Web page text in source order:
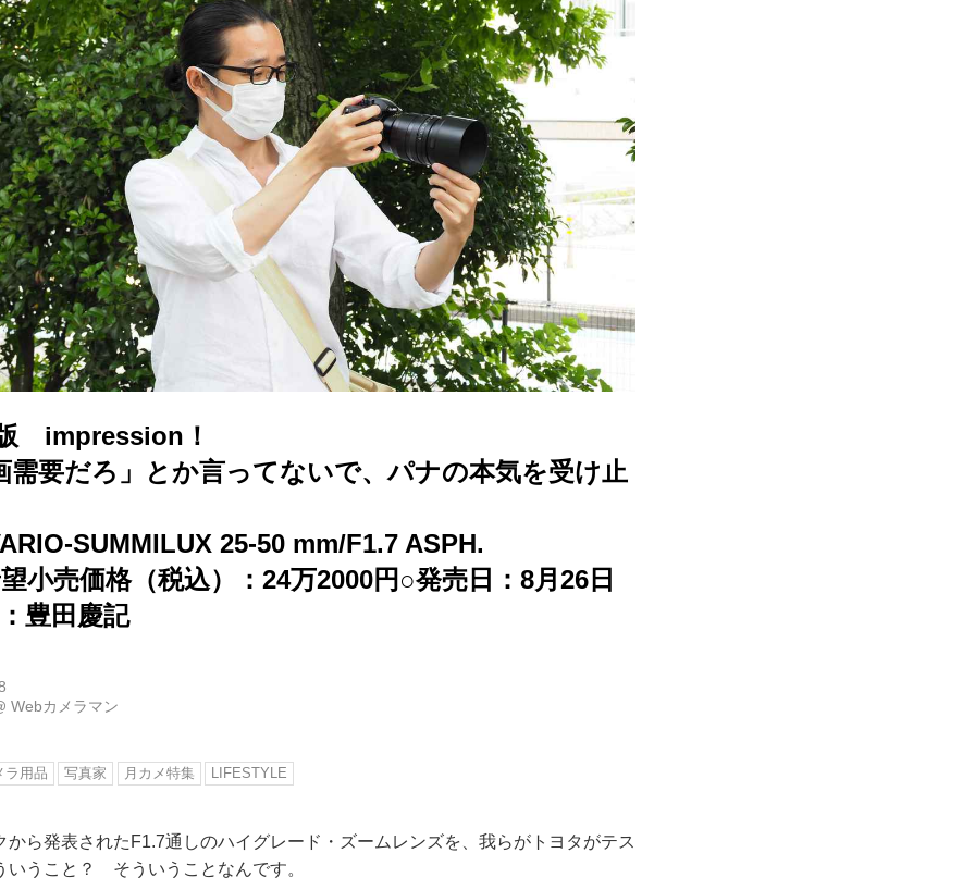
impression！
需要だろ」とか言ってないで、パナの本気を受け止
SUMMILUX 25-50 mm/F1.7 ASPH.
小売価格（税込）：24万2000円○発売日：8月26日
豊田慶記
Webカメラマン
ラ用品 写真家 月カメ特集 LIFESTYLE
から発表されたF1.7通しのハイグレード・ズームレンズを、我らがトヨタがテス
うこと？ そういうことなんです。